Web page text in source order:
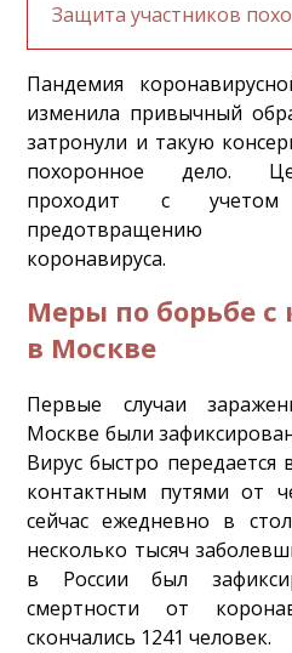
Защита участников
Пандемия
изменила привычный
затронули и такую
похоронное дело.
проходит с
предотвращению
коронавируса.
Меры по борьбе с
в Москве
Первые случаи
Москве были
Вирус быстро
контактным путями от
сейчас ежедневно в
несколько тысяч
в России был
смертности от
скончались 1241 человек.